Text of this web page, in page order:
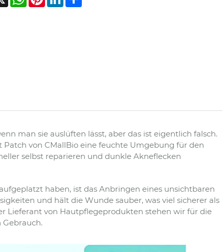
man sie auslüften lässt, aber das ist eigentlich falsch.
von CMallBio eine feuchte Umgebung für den
selbst reparieren und dunkle Akneflecken
haben, ist das Anbringen eines unsichtbaren
und hält die Wunde sauber, was viel sicherer als
Lieferant von Hautpflegeprodukten stehen wir für die